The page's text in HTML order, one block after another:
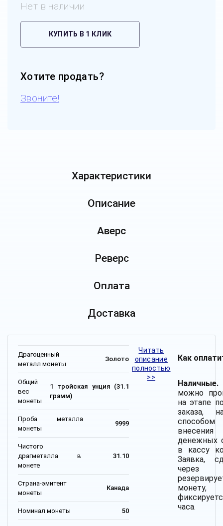
Нет в наличии
КУПИТЬ В 1 КЛИК
Хотите продать?
Звоните!
Характеристики
Описание
Аверс
Реверс
Оплата
Доставка
Драгоценный
металл монеты
Золото
Общий
вес
монеты
1 тройская унция (31.1
грамм)
Проба металла
монеты
9999
Чистого
драгметалла в
монете
31.10
Страна-эмитент
монеты
Канада
Номинал монеты 50
Читать
описание
полностью
>>
Как
Наличные.
можно
на этапе
заказа,
внесения
денежных
в кассу
Заявка,
через
часа.